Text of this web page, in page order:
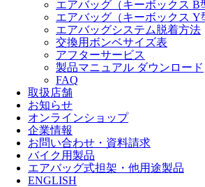
エアバッグ（キーボックス B
エアバッグ（キーボックス Y
エアバッグシステム脱着方法
交換用ボンベサイズ表
アフターサービス
製品マニュアル ダウンロード
FAQ
取扱店舗
お知らせ
オンラインショップ
企業情報
お問い合わせ・資料請求
バイク用製品
エアバッグ式担架・他用途製品
ENGLISH